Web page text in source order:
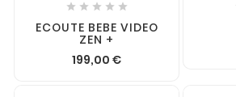
    
ECOUTE BEBE VIDEO
ZEN +
199,00 €